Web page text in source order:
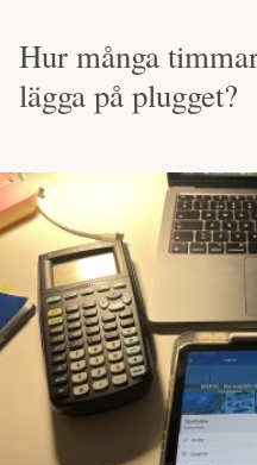
Hur många
lägga på plugget?